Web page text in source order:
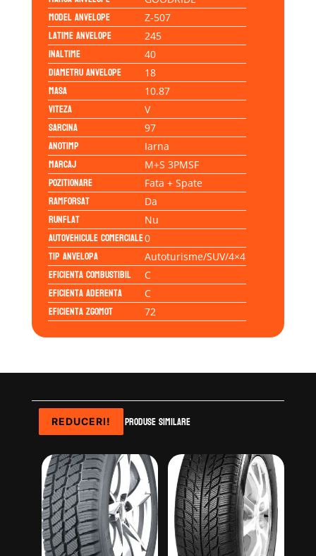
Model anvelope Z-507
Latime anvelope 245
Inaltime 40
Diametru anvelope 18
Masa 10.87
Viteza V
Sarcina 97
Anotimp Iarna
Marcaj M+S 3PMSF
Pozitionare Fata + Spate
Ramforsat Da
Runflat Nu
Autovehicule comerciale0
Tip anvelopa Autoturisme/SUV/4×4
Eficienta Combustibil C
Eficienta Aderenta C
Eficienta Zgomot 72
Produse similare
REDUCERI!
REDUCERI!
REDUCERI!
REDUCERI!